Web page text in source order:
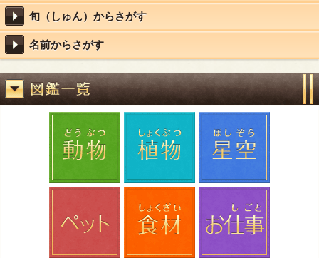
旬（しゅん）からさがす
名前からさがす